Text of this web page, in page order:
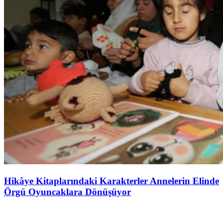
Hikâye Kitaplarındaki Karakterler Annelerin Elinde
Örgü Oyuncaklara Dönüşüyor